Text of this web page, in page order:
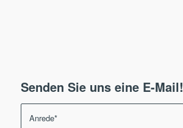
Senden Sie uns eine E-Mail!